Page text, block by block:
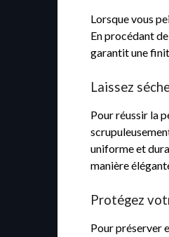
Lorsque vous
En procédant
garantit une
Laissez
Pour réussir la
uniforme et
manière
Protégez
Pour préserver